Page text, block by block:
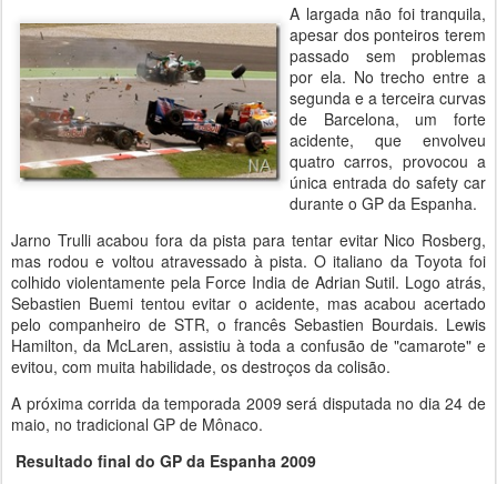
A largada não foi tranquila,
apesar dos ponteiros terem
passado sem problemas
por ela. No trecho entre a
segunda e a terceira curvas
de Barcelona, um forte
acidente, que envolveu
quatro carros, provocou a
única entrada do safety car
durante o GP da Espanha.
Jarno Trulli acabou fora da pista para tentar evitar Nico Rosberg,
mas rodou e voltou atravessado à pista. O italiano da Toyota foi
colhido violentamente pela Force India de Adrian Sutil. Logo atrás,
Sebastien Buemi tentou evitar o acidente, mas acabou acertado
pelo companheiro de STR, o francês Sebastien Bourdais. Lewis
Hamilton, da McLaren, assistiu à toda a confusão de "camarote" e
evitou, com muita habilidade, os destroços da colisão.
A próxima corrida da temporada 2009 será disputada no dia 24 de
maio, no tradicional GP de Mônaco.
Resultado final do GP da Espanha 2009